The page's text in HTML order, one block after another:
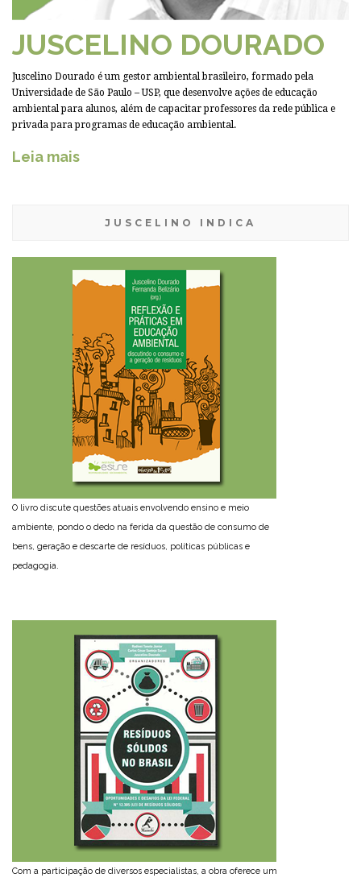
JUSCELINO DOURADO
Juscelino Dourado é um gestor ambiental brasileiro, formado pela
Universidade de São Paulo – USP, que desenvolve ações de educação
ambiental para alunos, além de capacitar professores da rede pública e
privada para programas de educação ambiental.
Leia mais
JUSCELINO INDICA
O livro discute questões atuais envolvendo ensino e meio
ambiente, pondo o dedo na ferida da questão de consumo de
bens, geração e descarte de resíduos, políticas públicas e
pedagogia.
Com a participação de diversos especialistas, a obra oferece um